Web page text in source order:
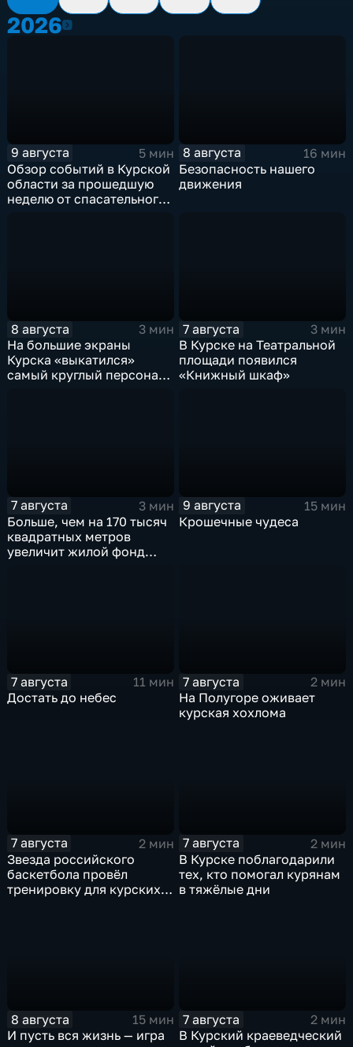
20262026
9 августа
5 мин
Обзор событий в Курской
области за прошедшую
неделю от спасательного
8 августа
16 мин
Безопасность нашего
движения
8 августа
3 мин
На большие экраны
Курска «выкатился»
самый круглый персонаж
7 августа
3 мин
В Курске на Театральной
площади появился
«Книжный шкаф»
7 августа
3 мин
Больше, чем на 170 тысяч
квадратных метров
увеличит жилой фонд
9 августа
15 мин
Крошечные чудеса
7 августа
11 мин
Достать до небес
7 августа
2 мин
На Полугоре оживает
курская хохлома
7 августа
2 мин
Звезда российского
баскетбола провёл
тренировку для курских
7 августа
2 мин
В Курске поблагодарили
тех, кто помогал курянам
в тяжёлые дни
8 августа
15 мин
И пусть вся жизнь — игра
7 августа
2 мин
В Курский краеведческий